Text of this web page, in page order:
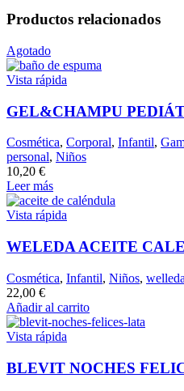
Productos relacionados
Agotado
Vista rápida
GEL&CHAMPU
Cosmética, Corporal, Infantil,
personal, Niños
10,20 €
Leer más
Vista rápida
WELEDA ACEITE
Cosmética, Infantil, Niños, welleda
22,00 €
Añadir al carrito
Vista rápida
BLEVIT NOCHES